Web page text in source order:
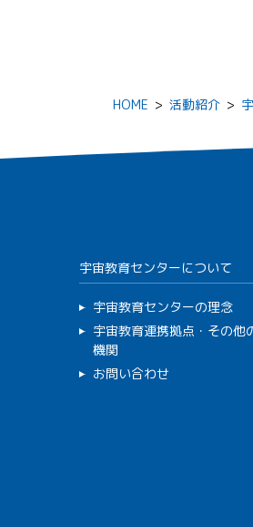
HOME > 活動紹介 >
宇宙教育センターについて
宇宙教育センターの理念
宇宙教育連携拠点・その他
機関
お問い合わせ